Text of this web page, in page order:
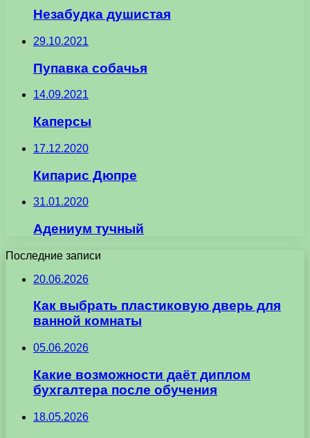
Незабудка душистая
29.10.2021
Пупавка собачья
14.09.2021
Каперсы
17.12.2020
Кипарис Дюпре
31.01.2020
Адениум тучный
Последние записи
20.06.2026
Как выбрать пластиковую дверь для
ванной комнаты
05.06.2026
Какие возможности даёт диплом
бухгалтера после обучения
18.05.2026